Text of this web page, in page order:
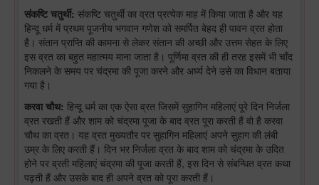
संकष्टि चतुर्थी: संकष्टि चतुर्थी का व्रत प्रत्येक माह में किया जाता है और यह
हिन्दू धर्म में प्रथम पूजनीय भगवान गणेश को समर्पित बेहद ही पावन व्रत होता
है। संतान प्राप्ति की कामना से लेकर संतान की अच्छी और उत्तम सेहत के लिए
इस व्रत का बहुत महात्मय माना जाता है। पूर्णिमा व्रत की ही तरह इसमें भी चाँद
निकलने के समय पर चंद्रमा की पूजा करने और अर्घ्य देने उसे का विधान बताया
गया है।
करवा चौथ: हिन्दू धर्म का एक ऐसा व्रत जिसमें सुहागिन महिलाएं पूरे दिन निर्जला
व्रत रखती हैं और शाम को चंद्रमा पूजा के बाद व्रत पूरा करती हैं वो है करवा
चौथ का व्रत। यह व्रत मुख्यतौर पर सुहागिन महिलाएं अपने सुहाग की लंबी
उम्र के लिए करती हैं। दिन भर निर्जला व्रत के बाद शाम को चंद्रमा के उदित
होने पर व्रती महिलाएं चंद्रमा की पूजा करती हैं, इस दिन से संबन्धित व्रत कथा
पढ़ती हैं और उसके बाद ही अपने व्रत को पूरा करती हैं।